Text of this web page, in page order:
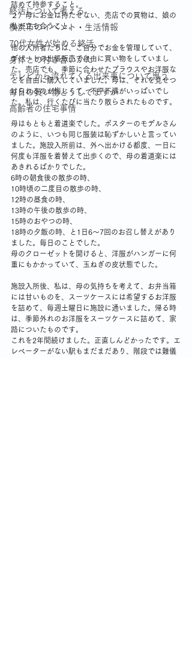
終活について考える
横浜市のイベント・生活情報
70代女性が始める終活
身体との付き合いかた
テレビから流れてくる出来事について思う
毎日の買い物どうしてますか
高齢者の住宅事情
詰めて持参すること。
２）母にお金は持たせない、売店での買物は、娘の
私が立ち合うこと。
他の入所者たちは、ご自分でお金を管理していて、
デパートの出張販売で自由に買い物をしていまし
た。売店でも、季節に合わせたブラウスやお洋服な
どを自由に購入していました。母は、それを見せつ
けられるのが悔しくて、不平不満がいっぱいでし
た。私は、行くたびに当たり散らされたものです。
母はもともと着道楽でした。ポスターのモデルさん
のように、いつも同じ服装は恥ずかしいと言ってい
ました。施設入所前は、外へ出かける都度、一日に
何度も洋服を着替えて出歩くので、母の着道楽には
あきれるばかりでした。
6時の朝食後の散歩の時、
10時頃の二度目の散歩の時、
12時の昼食の時、
13時の午後の散歩の時、
15時のおやつの時、
18時の夕飯の時、と1日6～7回のお召し替えがあり
ました。毎日のことでした。
母のクローゼットを開けると、洋服がハンガーに何
重にもかかっていて、玉ねぎの皮状態でした。
施設入所後、私は、母の気持ちを考えて、お弁当箱
には甘いものを、スーツケースには希望するお洋服
を詰めて、毎週土曜日に施設に通いました。帰る時
は、季節外れのお洋服をスーツケースに詰めて、家
路についたものです。
これを2年間続けました。正直しんどかったです。エ
レベーターがない駅もまだまだあり、階段では難儀